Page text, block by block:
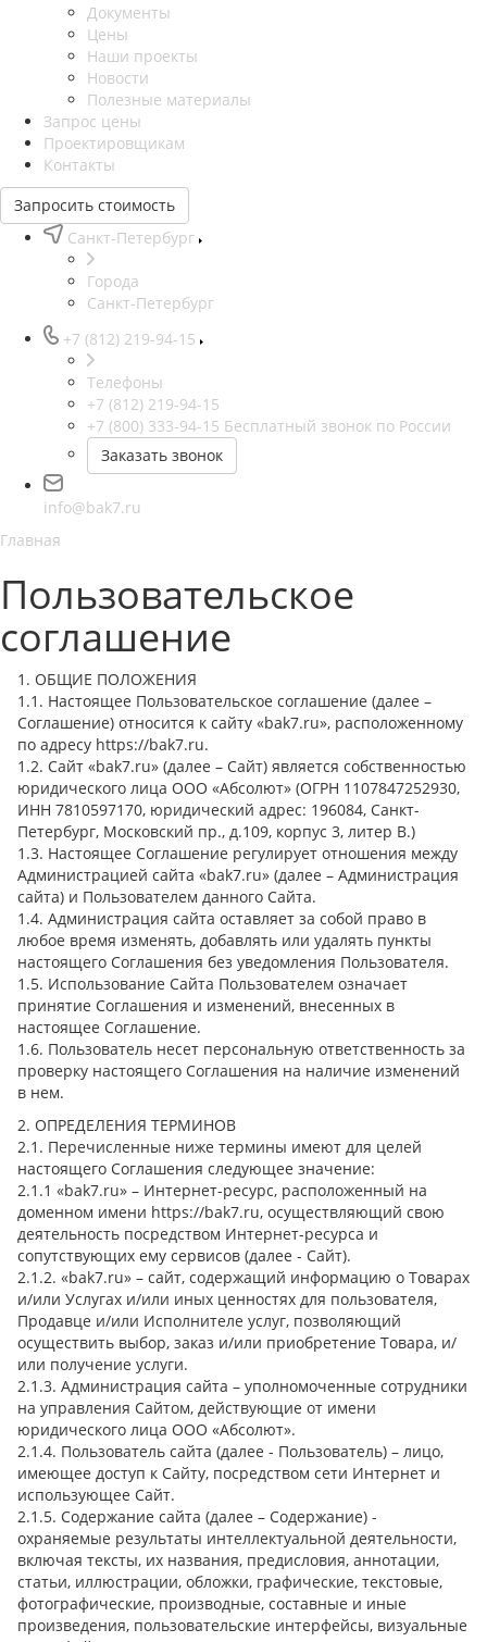
Документы
Цены
Наши проекты
Новости
Полезные материалы
Запрос цены
Проектировщикам
Контакты
Запросить стоимость
Санкт-Петербург
Города
Санкт-Петербург
+7 (812) 219-94-15
Телефоны
+7 (812) 219-94-15
+7 (800) 333-94-15 Бесплатный звонок по России
Заказать звонок
info@bak7.ru
Главная
Пользовательское
соглашение
1. ОБЩИЕ ПОЛОЖЕНИЯ
1.1. Настоящее Пользовательское соглашение (далее –
Соглашение) относится к сайту «bak7.ru», расположенному
по адресу https://bak7.ru.
1.2. Сайт «bak7.ru» (далее – Сайт) является собственностью
юридического лица ООО «Абсолют» (ОГРН 1107847252930,
ИНН 7810597170, юридический адрес: 196084, Санкт-
Петербург, Московский пр., д.109, корпус 3, литер В.)
1.3. Настоящее Соглашение регулирует отношения между
Администрацией сайта «bak7.ru» (далее – Администрация
сайта) и Пользователем данного Сайта.
1.4. Администрация сайта оставляет за собой право в
любое время изменять, добавлять или удалять пункты
настоящего Соглашения без уведомления Пользователя.
1.5. Использование Сайта Пользователем означает
принятие Соглашения и изменений, внесенных в
настоящее Соглашение.
1.6. Пользователь несет персональную ответственность за
проверку настоящего Соглашения на наличие изменений
в нем.
2. ОПРЕДЕЛЕНИЯ ТЕРМИНОВ
2.1. Перечисленные ниже термины имеют для целей
настоящего Соглашения следующее значение:
2.1.1 «bak7.ru» – Интернет-ресурс, расположенный на
доменном имени https://bak7.ru, осуществляющий свою
деятельность посредством Интернет-ресурса и
сопутствующих ему сервисов (далее - Сайт).
2.1.2. «bak7.ru» – сайт, содержащий информацию о Товарах
и/или Услугах и/или иных ценностях для пользователя,
Продавце и/или Исполнителе услуг, позволяющий
осуществить выбор, заказ и/или приобретение Товара, и/
или получение услуги.
2.1.3. Администрация сайта – уполномоченные сотрудники
на управления Сайтом, действующие от имени
юридического лица ООО «Абсолют».
2.1.4. Пользователь сайта (далее - Пользователь) – лицо,
имеющее доступ к Сайту, посредством сети Интернет и
использующее Сайт.
2.1.5. Содержание сайта (далее – Содержание) -
охраняемые результаты интеллектуальной деятельности,
включая тексты, их названия, предисловия, аннотации,
статьи, иллюстрации, обложки, графические, текстовые,
фотографические, производные, составные и иные
произведения, пользовательские интерфейсы, визуальные